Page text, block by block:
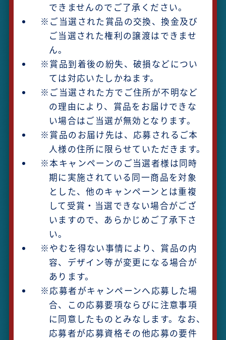
できませんのでご了承ください。
※ご当選された賞品の交換、換金及び
ご当選された権利の譲渡はできませ
ん。
※賞品到着後の紛失、破損などについ
ては対応いたしかねます。
※ご当選された方でご住所が不明など
の理由により、賞品をお届けできな
い場合はご当選が無効となります。
※賞品のお届け先は、応募されるご本
人様の住所に限らせていただきます。
※本キャンペーンのご当選者様は同時
期に実施されている同一商品を対象
とした、他のキャンペーンとは重複
して受賞・当選できない場合がござ
いますので、あらかじめご了承下さ
い。
※やむを得ない事情により、賞品の内
容、デザイン等が変更になる場合が
あります。
※応募者がキャンペーンへ応募した場
合、この応募要項ならびに注意事項
に同意したものとみなします。なお、
応募者が応募資格その他応募の要件